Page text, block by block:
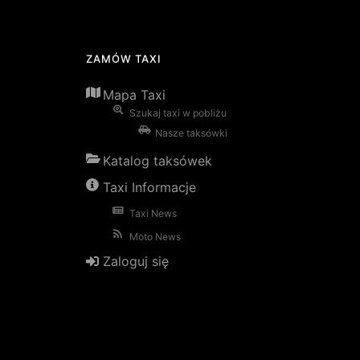
ZAMÓW TAXI
Mapa Taxi
Szukaj taxi w pobliżu
Nasze taksówki
Katalog taksówek
Taxi Informacje
Taxi News
Moto News
Zaloguj się